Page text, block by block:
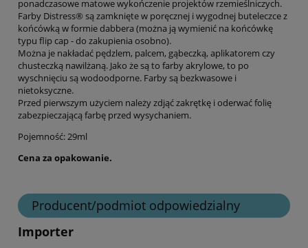
ponadczasowe matowe wykończenie projektów rzemieślniczych.
Farby Distress® są zamknięte w poręcznej i wygodnej buteleczce z
końcówką w formie dabbera (można ją wymienić na końcówkę
typu flip cap - do zakupienia osobno).
Można je nakładać pędzlem, palcem, gąbeczką, aplikatorem czy
chusteczką nawilżaną. Jako że są to farby akrylowe, to po
wyschnięciu są wodoodporne. Farby są bezkwasowe i
nietoksyczne.
Przed pierwszym użyciem należy zdjąć zakrętkę i oderwać folię
zabezpieczającą farbę przed wysychaniem.
Pojemność: 29ml
Cena za opakowanie.
Producent/podmiot odpowiedzialny
Importer